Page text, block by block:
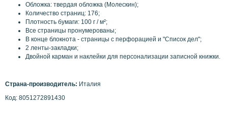
Обложка: твердая обложка (Молескин);
Количество страниц: 176;
Плотность бумаги: 100 г / м²;
Все страницы пронумерованы;
В конце блокнота - страницы с перфорацией и "Список дел";
2 ленты-закладки;
Двойной карман и наклейки для персонализации записной книжки.
Страна-производитель: Италия
Код: 8051272891430